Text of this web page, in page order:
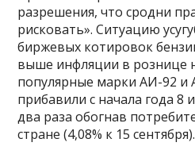
разрешения, что сродни
рисковать». Ситуацию
биржевых котировок
выше инфляции в рознице
популярные марки АИ-92 и
прибавили с начала года 8
два раза обогнав
стране (4,08% к 15 сентября).